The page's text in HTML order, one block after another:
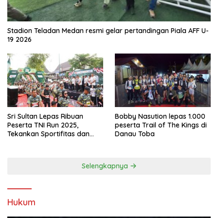
Stadion Teladan Medan resmi gelar pertandingan Piala AFF U-
19 2026
Sri Sultan Lepas Ribuan
Peserta TNI Run 2025,
Tekankan Sportifitas dan
Bobby Nasution lepas 1.000
peserta Trail of The Kings di
Danau Toba
Selengkapnya
Hukum